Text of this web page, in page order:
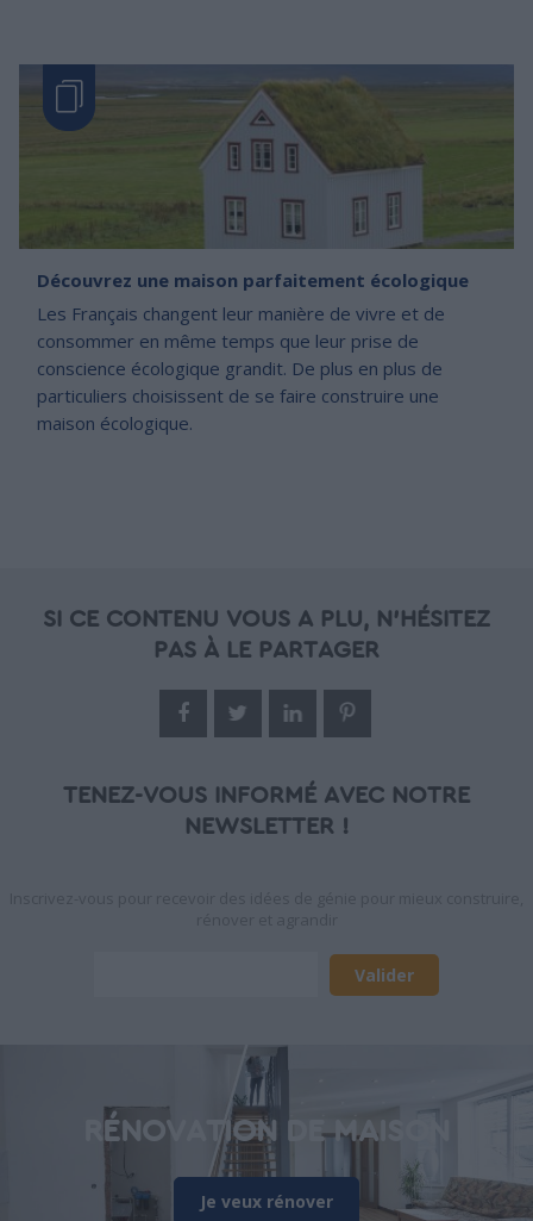
Découvrez une maison parfaitement écologique
Les Français changent leur manière de vivre et de
consommer en même temps que leur prise de
conscience écologique grandit. De plus en plus de
particuliers choisissent de se faire construire une
maison écologique.
SI CE CONTENU VOUS A PLU, N'HÉSITEZ
PAS À LE PARTAGER
TENEZ-VOUS INFORMÉ AVEC NOTRE
NEWSLETTER !
RÉNOVATION DE MAISON
Je veux rénover